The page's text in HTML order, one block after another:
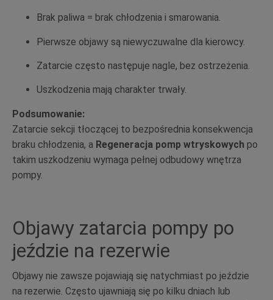
Brak paliwa = brak chłodzenia i smarowania.
Pierwsze objawy są niewyczuwalne dla kierowcy.
Zatarcie często następuje nagle, bez ostrzeżenia.
Uszkodzenia mają charakter trwały.
Podsumowanie:
Zatarcie sekcji tłoczącej to bezpośrednia konsekwencja
braku chłodzenia, a Regeneracja pomp wtryskowych po
takim uszkodzeniu wymaga pełnej odbudowy wnętrza
pompy.
Objawy zatarcia pompy po
jeździe na rezerwie
Objawy nie zawsze pojawiają się natychmiast po jeździe
na rezerwie. Często ujawniają się po kilku dniach lub